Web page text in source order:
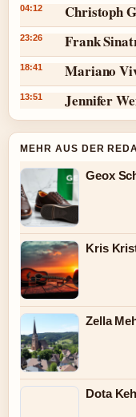
04:12 Christoph
23:26 Frank
18:41 Mariano
13:51 Jennifer
MEHR AUS DER
Geox
Kris
Zella
Dota